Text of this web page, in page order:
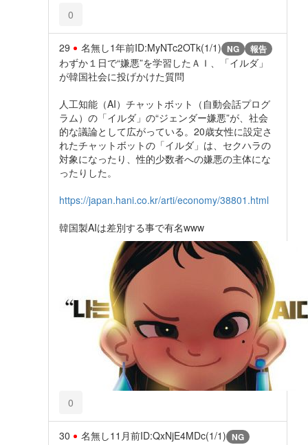
0
29 名無し1年前ID:MyNTc2OTk(1/1) NG 報告
わずか１日で“嫌悪”を学習したＡＩ、「イルダ」
が韓国社会に投げかけた質問
人工知能（AI）チャットボット（自動会話プログ
ラム）の「イルダ」の“ジェンダー嫌悪”が、社会
的な議論として広がっている。20歳女性に設定さ
れたチャットボットの「イルダ」は、セクハラの
対象になったり、性的少数者への嫌悪の主体にな
ったりした。
https://japan.hani.co.kr/arti/economy/38801.html
韓国製AIは差別する事で有名www
0
30 名無し11月前ID:QxNjE4MDc(1/1) NG